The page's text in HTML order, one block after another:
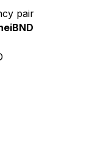
pair
BND